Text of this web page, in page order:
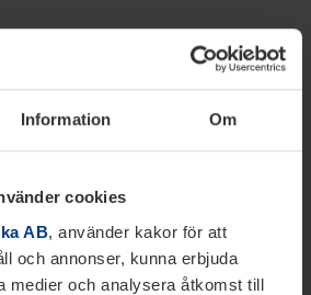
Information Om
cookies
AB, använder kakor för att
och annonser, kunna erbjuda
medier och analysera åtkomst till